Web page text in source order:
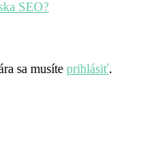
SEO?
sa musíte prihlásiť.